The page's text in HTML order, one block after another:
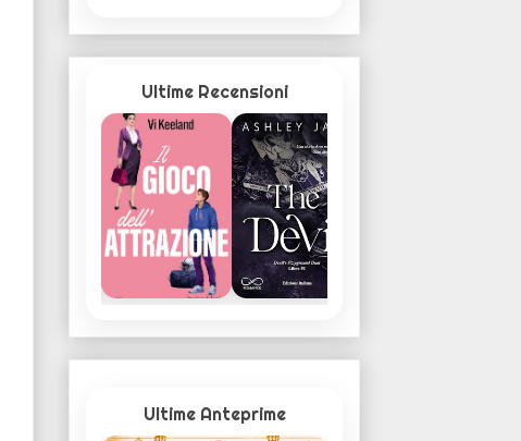
Ultime Recensioni
Ultime Anteprime